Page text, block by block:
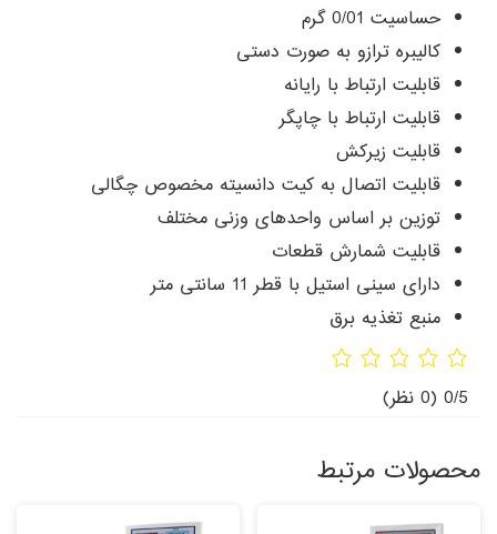
حساسیت 0/01 گرم
کالیبره ترازو به صورت دستی
قابلیت ارتباط با رایانه
قابلیت ارتباط با چاپگر
قابلیت زیرکش
قابلیت اتصال به کیت دانسیته مخصوص چگالی
توزین بر اساس واحدهای وزنی مختلف
قابلیت شمارش قطعات
دارای سینی استیل با قطر 11 سانتی متر
منبع تغذیه برق
0/5 (0 نظر)
محصولات مرتبط